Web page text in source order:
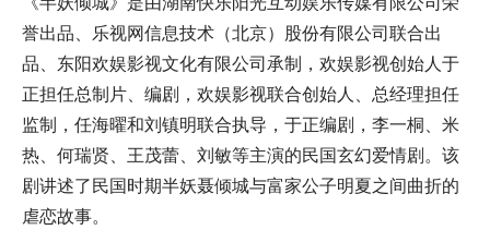
誉出品、乐视网信息技术（北京）股份有限公司联合出
品、东阳欢娱影视文化有限公司承制，欢娱影视创始人于
正担任总制片、编剧，欢娱影视联合创始人、总经理担任
监制，任海曜和刘镇明联合执导，于正编剧，李一桐、米
热、何瑞贤、王茂蕾、刘敏等主演的民国玄幻爱情剧。该
剧讲述了民国时期半妖聂倾城与富家公子明夏之间曲折的
虐恋故事。